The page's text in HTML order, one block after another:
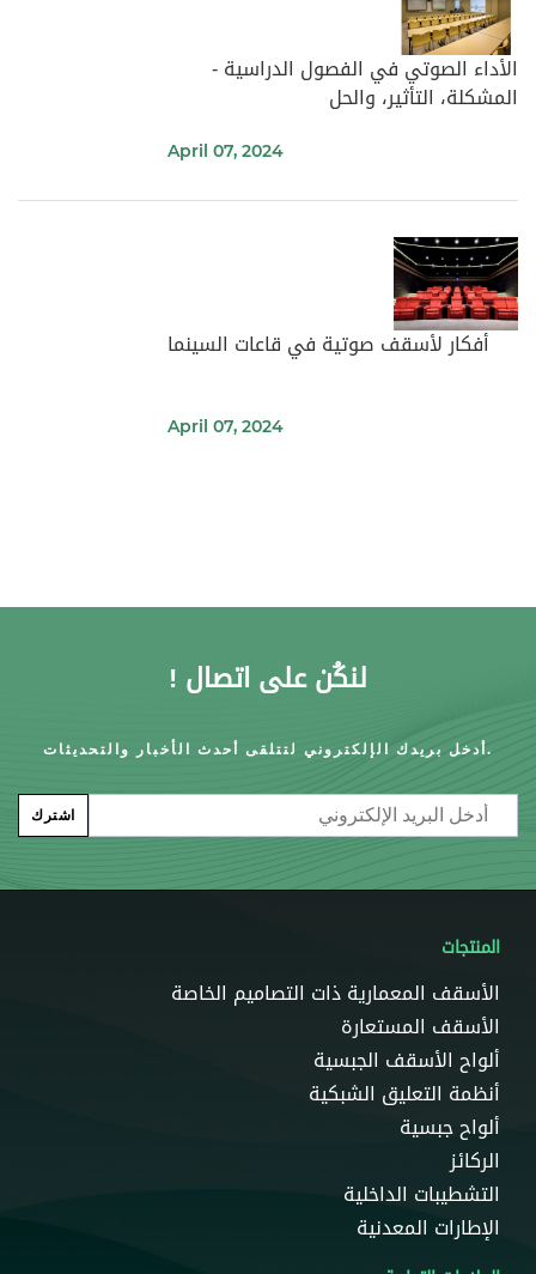
الأداء الصوتي في الفصول الدراسية -
المشكلة، التأثير، والحل
April 07, 2024
أفكار لأسقف صوتية في قاعات السينما
April 07, 2024
لنكُن على اتصال !
أدخل بريدك الإلكتروني لتتلقى أحدث الأخبار والتحديثات.
اشترك Email
المنتجات
الأسقف المعمارية ذات التصاميم الخاصة
الأسقف المستعارة
ألواح الأسقف الجبسية
أنظمة التعليق الشبكية
ألواح جبسية
الركائز
التشطيبات الداخلية
الإطارات المعدنية